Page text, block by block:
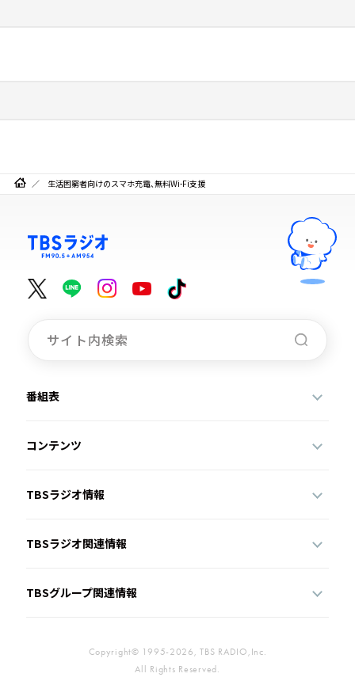
生活困窮者向けのスマホ充電、無料Wi-Fi支援
番組表
コンテンツ
TBSラジオ情報
TBSラジオ関連情報
TBSグループ関連情報
Copyright© 1995-2026, TBS RADIO,Inc.
All Rights Reserved.